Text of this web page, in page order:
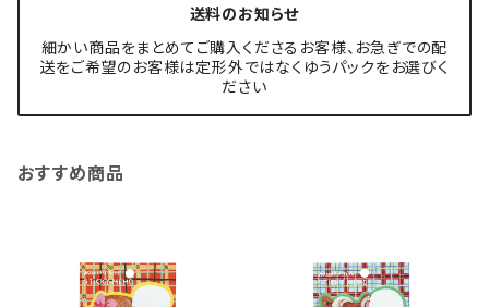
送料のお知らせ
細かい商品をまとめてご購入くださるお客様、お急ぎでの配
送をご希望のお客様は定形外ではなくゆうパックをお選びく
ださい
おすすめ商品